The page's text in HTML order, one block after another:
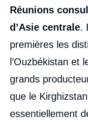
Réunions
d’Asie centrale.
premières les
l’Ouzbékistan et
grands
que le
essentiellement